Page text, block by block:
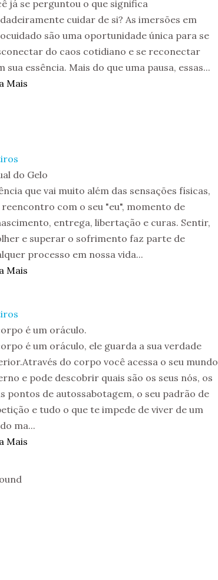
já se perguntou o que significa
cuidar de si? As imersões em
são uma oportunidade única para se
do caos cotidiano e se reconectar
sua essência. Mais do que uma pausa, essas...
Mais
do Gelo
que vai muito além das sensações físicas,
reencontro com o seu "eu", momento de
entrega, libertação e curas. Sentir,
e superar o sofrimento faz parte de
processo em nossa vida...
Mais
é um oráculo.
é um oráculo, ele guarda a sua verdade
do corpo você acessa o seu mundo
e pode descobrir quais são os seus nós, os
pontos de autossabotagem, o seu padrão de
e tudo o que te impede de viver de um
ma...
Mais